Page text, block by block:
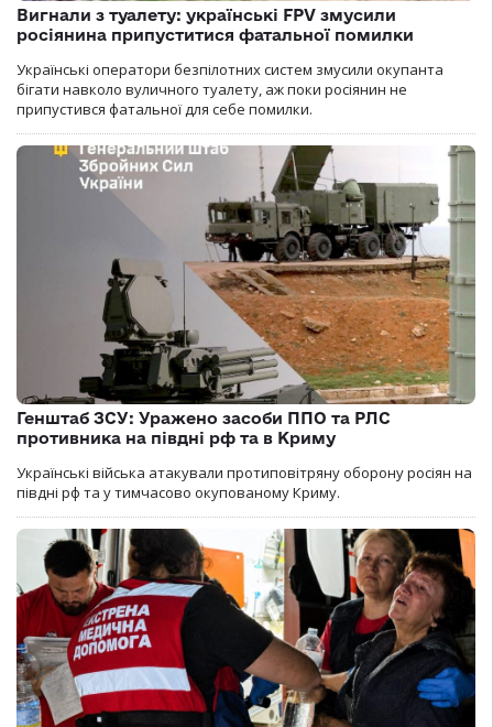
Вигнали з туалету: українські FPV змусили
росіянина припуститися фатальної помилки
Українські оператори безпілотних систем змусили окупанта
бігати навколо вуличного туалету, аж поки росіянин не
припустився фатальної для себе помилки.
Генштаб ЗСУ: Уражено засоби ППО та РЛС
противника на півдні рф та в Криму
Українські війська атакували протиповітряну оборону росіян на
півдні рф та у тимчасово окупованому Криму.